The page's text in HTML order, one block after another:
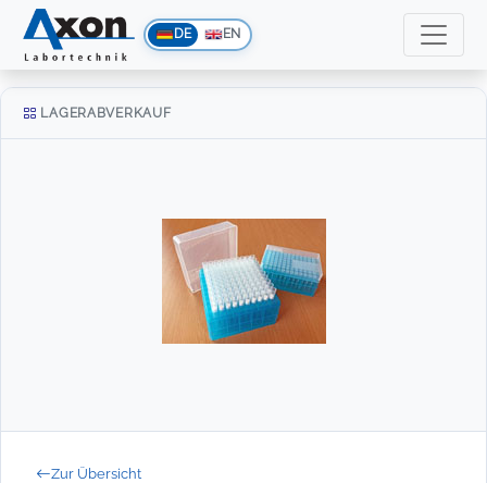
DE EN
LAGERABVERKAUF
Zur Übersicht